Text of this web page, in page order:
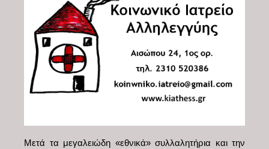
Μετά τα μεγαλειώδη «εθνικά» συλλαλητήρια και την